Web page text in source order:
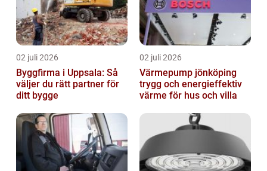
02 juli 2026
Byggfirma i Uppsala: Så
väljer du rätt partner för
ditt bygge
02 juli 2026
Värmepump jönköping
trygg och energieffektiv
värme för hus och villa